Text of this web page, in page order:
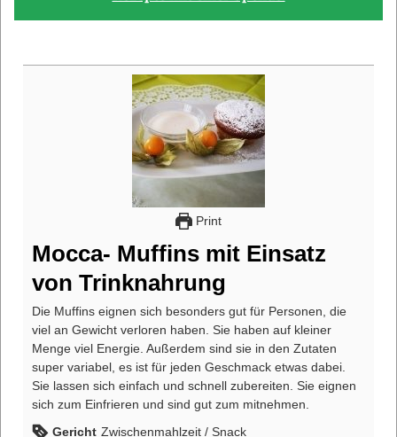
Print
Mocca- Muffins mit Einsatz
von Trinknahrung
Die Muffins eignen sich besonders gut für Personen, die
viel an Gewicht verloren haben. Sie haben auf kleiner
Menge viel Energie. Außerdem sind sie in den Zutaten
super variabel, es ist für jeden Geschmack etwas dabei.
Sie lassen sich einfach und schnell zubereiten. Sie eignen
sich zum Einfrieren und sind gut zum mitnehmen.
Gericht Zwischenmahlzeit / Snack